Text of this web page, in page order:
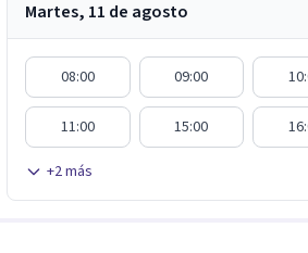
Martes, 11 de agosto
08:00 09:00
11:00 15:00
+2más